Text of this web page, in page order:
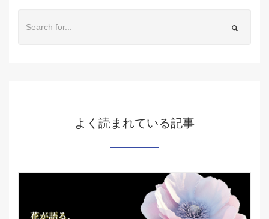
よく読まれている記事